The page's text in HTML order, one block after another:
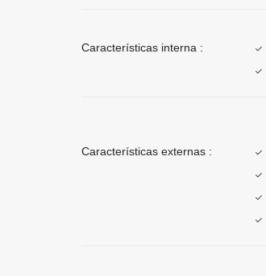
Características interna :
Características externas :